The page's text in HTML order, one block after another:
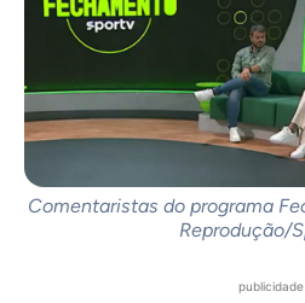
Comentaristas do programa
Reprodução/
publicidade